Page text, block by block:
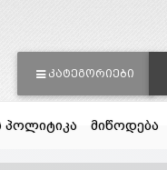
ᲙᲐᲢᲔᲒᲝᲠᲘᲔᲑᲘ
პოლიტიკა მიწოდება